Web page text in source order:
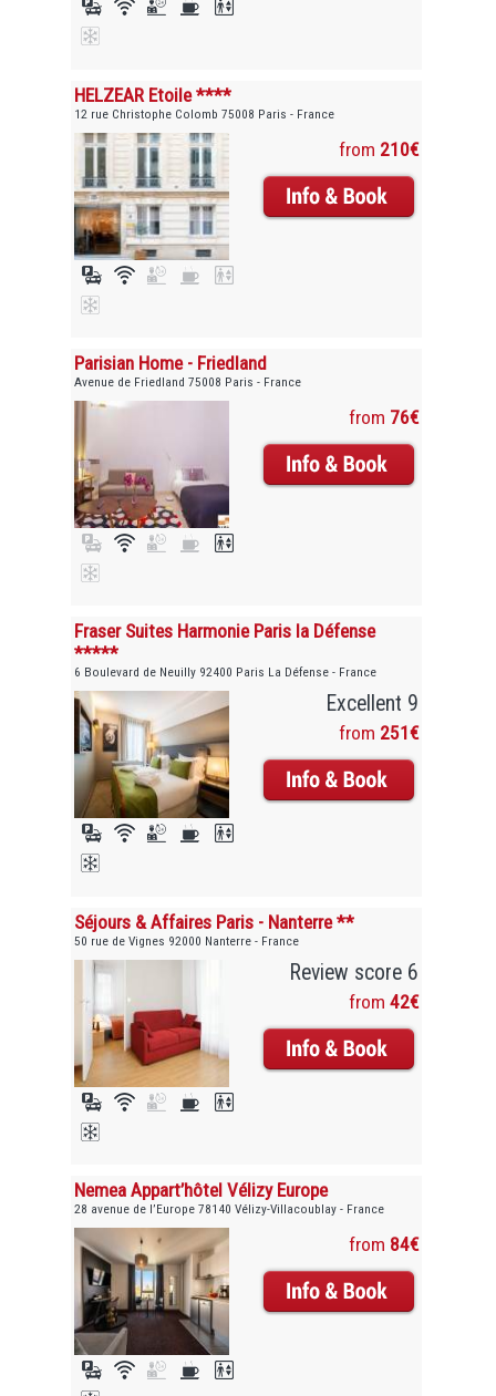
HELZEAR Etoile ****
12 rue Christophe Colomb 75008 Paris - France
from 210€
Parisian Home - Friedland
Avenue de Friedland 75008 Paris - France
from 76€
Fraser Suites Harmonie Paris la Défense
*****
6 Boulevard de Neuilly 92400 Paris La Défense - France
Excellent 9
from 251€
Séjours & Affaires Paris - Nanterre **
50 rue de Vignes 92000 Nanterre - France
Review score 6
from 42€
Nemea Appart’hôtel Vélizy Europe
28 avenue de l’Europe 78140 Vélizy-Villacoublay - France
from 84€